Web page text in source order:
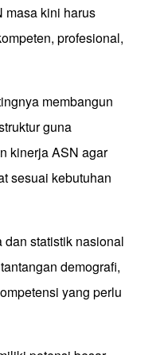
masa kini harus
profesional,
membangun
guna
kinerja ASN agar
sesuai kebutuhan
dan statistik nasional
demografi,
yang perlu